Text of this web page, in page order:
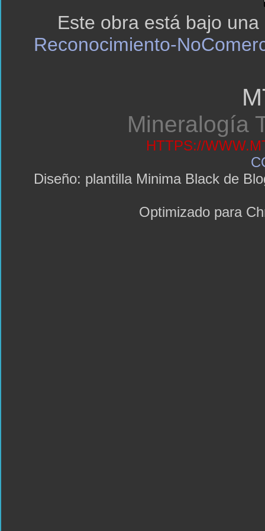
Este obra está bajo una
Reconocimiento-
Mineralogía
HTTPS://
Diseño: plantilla Minima Black de
Optimizado para